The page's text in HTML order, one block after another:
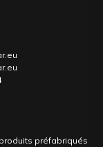
préfabriqués